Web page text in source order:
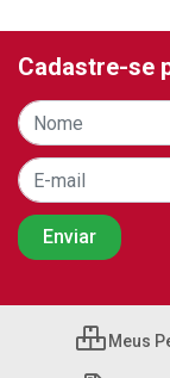
Cadastre-se
Meus